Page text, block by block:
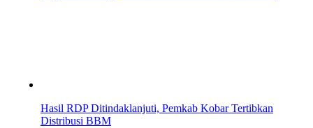
Hasil RDP Ditindaklanjuti, Pemkab Kobar Tertibkan
Distribusi BBM